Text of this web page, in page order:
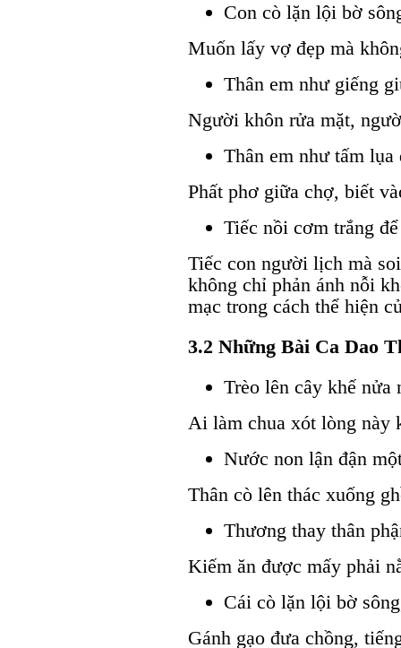
Con cò lặn lội bờ
Muốn lấy vợ đẹp mà
Thân em như giếng
Người khôn rửa mặt,
Thân em như tấm lụa
Phất phơ giữa chợ, biết
Tiếc nồi cơm trắng
Tiếc con người lịch mà
không chỉ phản ánh nỗi
mạc trong cách thể hiện
3.2 Những Bài Ca Dao
Trèo lên cây khế nửa
Ai làm chua xót lòng này
Nước non lận đận
Thân cò lên thác xuống
Thương thay thân
Kiếm ăn được mấy phải
Cái cò lặn lội bờ
Gánh gạo đưa chồng,